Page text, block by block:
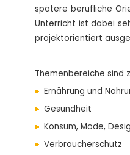
spätere berufliche
Unterricht ist dabei
projektorientiert
Themenbereiche sind
Ernährung und
Gesundheit
Konsum, Mode,
Verbraucherschutz